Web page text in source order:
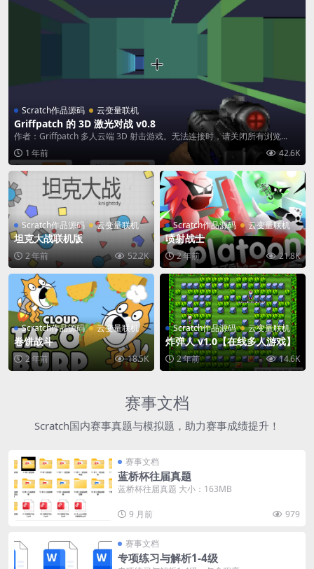
Scratch作品源码 云变量联机
Griffpatch 的 3D 激光对战 v0.8
作者：Griffpatch 多人云端 3D 射击游戏。无法连接时，请关闭所有浏览...
1 年前
42.6K
Scratch作品源码 云变量联机
坦克大战联机版
2 年前 52.2K
Scratch作品源码 云变量联机
喷射战士
2 年前 21.8K
Scratch作品源码 云变量联机
卷饼战斗
2 年前 18.5K
Scratch作品源码 云变量联机
炸弹人 v1.0【在线多人游戏】
2 年前 14.6K
赛事文档
Scratch国内赛事真题与模拟题，助力赛事成绩提升！
赛事文档
蓝桥杯往届真题
蓝桥杯往届真题 大小：163MB
9 月前 979
赛事文档
专项练习与解析1-4级